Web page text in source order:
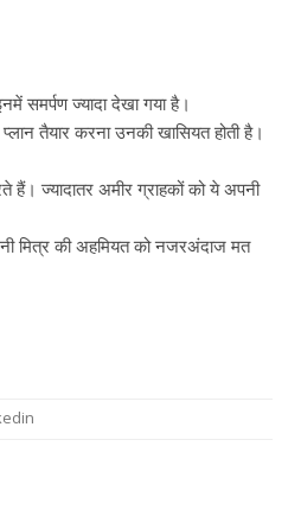
समर्पण ज्यादा देखा गया है।
तैयार करना उनकी खासियत होती है।
हैं। ज्यादातर अमीर ग्राहकों को ये अपनी
मित्र की अहमियत को नजरअंदाज मत